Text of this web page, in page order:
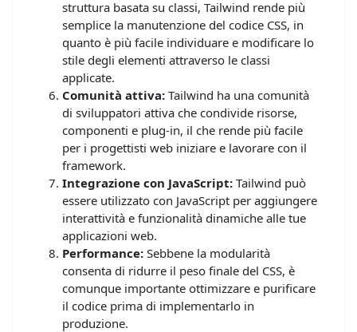
struttura basata su classi, Tailwind rende più
semplice la manutenzione del codice CSS, in
quanto è più facile individuare e modificare lo
stile degli elementi attraverso le classi
applicate.
Comunità attiva: Tailwind ha una comunità
di sviluppatori attiva che condivide risorse,
componenti e plug-in, il che rende più facile
per i progettisti web iniziare e lavorare con il
framework.
Integrazione con JavaScript: Tailwind può
essere utilizzato con JavaScript per aggiungere
interattività e funzionalità dinamiche alle tue
applicazioni web.
Performance: Sebbene la modularità
consenta di ridurre il peso finale del CSS, è
comunque importante ottimizzare e purificare
il codice prima di implementarlo in
produzione.